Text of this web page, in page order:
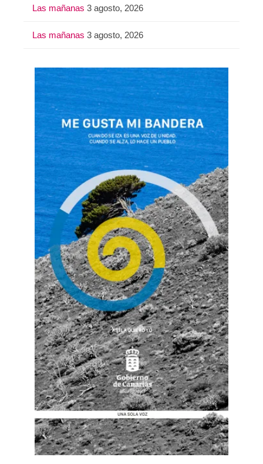
Las mañanas 3 agosto, 2026
Las mañanas 3 agosto, 2026